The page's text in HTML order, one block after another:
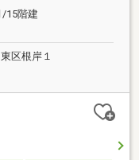
JR山手線「東京」
/15階建
区根岸１